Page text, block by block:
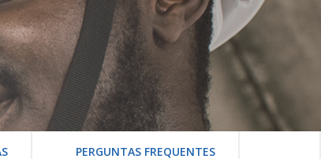
PERGUNTAS FREQUENTES